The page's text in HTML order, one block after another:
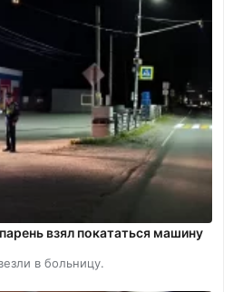
взял покататься машину
в больницу.